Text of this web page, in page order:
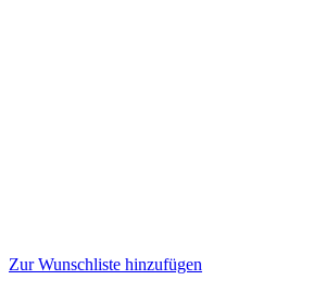
Zur Wunschliste hinzufügen